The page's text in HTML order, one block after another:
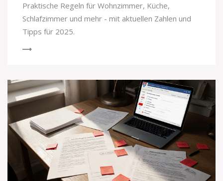
Praktische Regeln für Wohnzimmer, Küche,
Schlafzimmer und mehr - mit aktuellen Zahlen und
Tipps für 2025.